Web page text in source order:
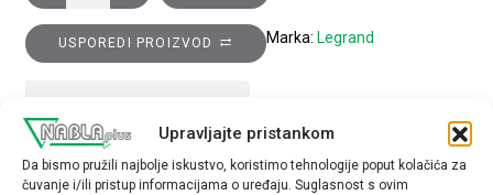
Upravljajte pristankom
Da bismo pružili najbolje iskustvo, koristimo tehnologije poput kolačića za
čuvanje i/ili pristup informacijama o uređaju. Suglasnost s ovim
USPOREDI PROIZVOD Marka: Legrand